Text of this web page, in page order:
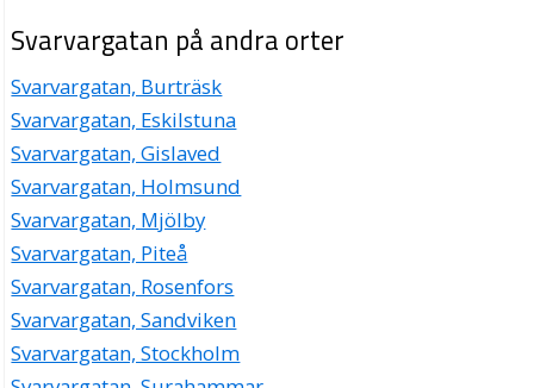
Svarvargatan på andra orter
Svarvargatan, Burträsk
Svarvargatan, Eskilstuna
Svarvargatan, Gislaved
Svarvargatan, Holmsund
Svarvargatan, Mjölby
Svarvargatan, Piteå
Svarvargatan, Rosenfors
Svarvargatan, Sandviken
Svarvargatan, Stockholm